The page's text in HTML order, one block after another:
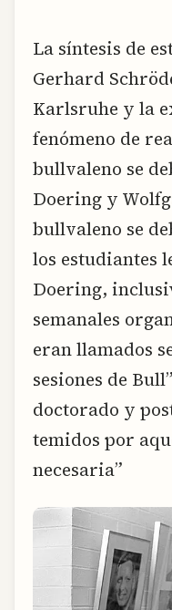
La síntesis de
Gerhard
Karlsruhe y la
fenómeno de
bullvaleno se
Doering y
bullvaleno se
los estudiantes
Doering,
semanales
eran llamados
sesiones de
doctorado y
temidos por
necesaria”